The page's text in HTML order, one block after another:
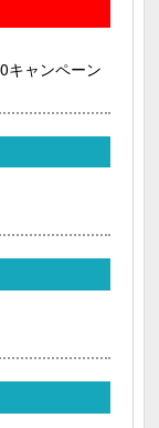
キャンペーン